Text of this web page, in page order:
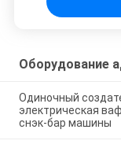
Оборудование
Одиночный
электрическая
снэк-бар машины